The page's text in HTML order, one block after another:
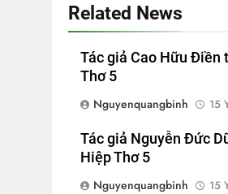
Related News
Tác giả Cao Hữu Điền
Thơ 5
Nguyenquangbinh
15
Tác giả Nguyễn Đức
Hiệp Thơ 5
Nguyenquangbinh
15